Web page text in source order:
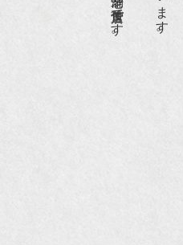
『Hanako 京都案内』
『FIGARO japon』12月号